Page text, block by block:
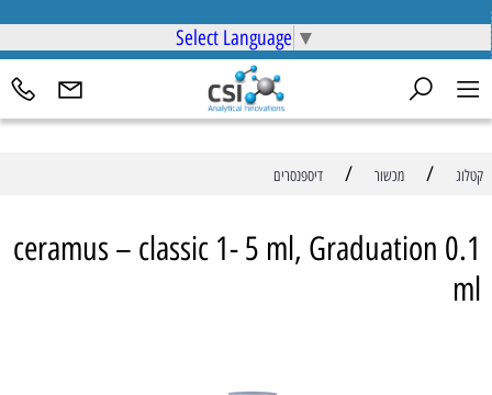
Select Language ▼
קטלוג / מכשור / דיספנסרים
ceramus – classic 1- 5 ml, Graduation 0.1
ml